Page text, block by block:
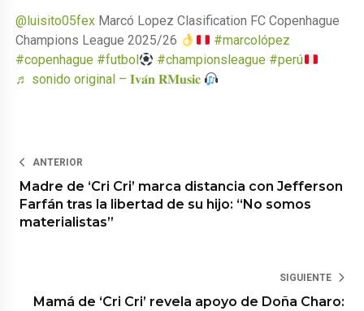
@luisito05fex Marcó Lopez Clasification FC Copenhague
Champions League 2025/26
#marcolópez
#copenhague #futbol #championsleague #perú
♬ sonido original – 𝐈𝐯𝐚́𝐧 𝐑𝐌𝐮𝐬𝐢𝐜
ANTERIOR
Madre de ‘Cri Cri’ marca distancia con Jefferson
Farfán tras la libertad de su hijo: “No somos
materialistas”
SIGUIENTE
Mamá de ‘Cri Cri’ revela apoyo de Doña Charo: